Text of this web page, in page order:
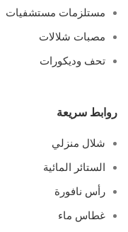
مستلزمات مستشفيات
مصبات شلالات
تحف وديكورات
روابط سريعة
شلال منزلي
الستائر المائية
رأس نافورة
غطاس ماء